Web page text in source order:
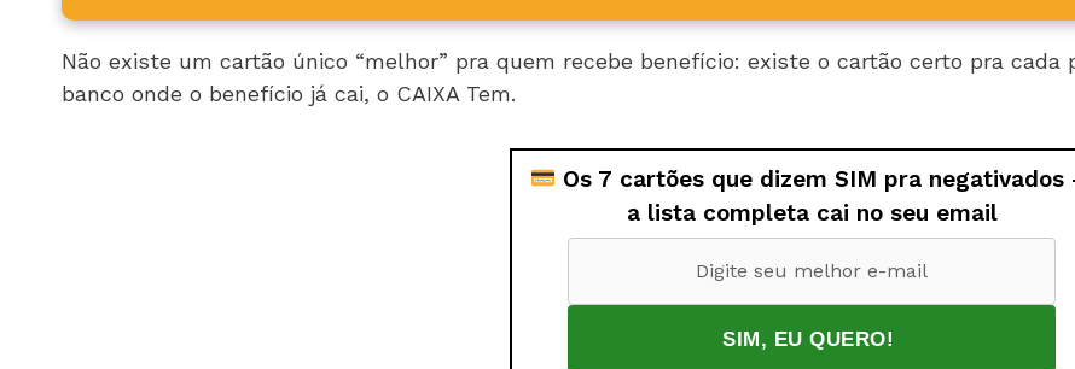
Não existe um cartão único “melhor” pra quem recebe benefício: existe o cartão certo pra
banco onde o benefício já cai, o CAIXA Tem.
Os 7 cartões que dizem SIM pra
a lista completa cai no seu email